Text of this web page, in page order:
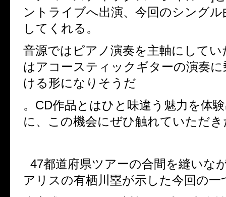
ントライブへ出演、今回のシング
してくれる。
音源ではピアノ演奏を主軸にして
はアコースティックギターの演奏
ける形になりそうだ
。 CD作品とはひと味違う魅力を体
に、この機会にぜひ触れていただ
47都道府県ツアーの合間を縫いな
アリスの有栖川塁が示した今回の一